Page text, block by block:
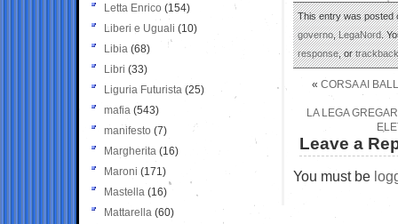
This entry was posted
governo,LegaNord.
response, ortrackback
« CORSA AI
LA LEGA
Leave a
You must be
Letta Enrico (154)
Liberi e Uguali (10)
Libia (68)
Libri (33)
Liguria Futurista (25)
mafia (543)
manifesto (7)
Margherita (16)
Maroni (171)
Mastella (16)
Mattarella (60)